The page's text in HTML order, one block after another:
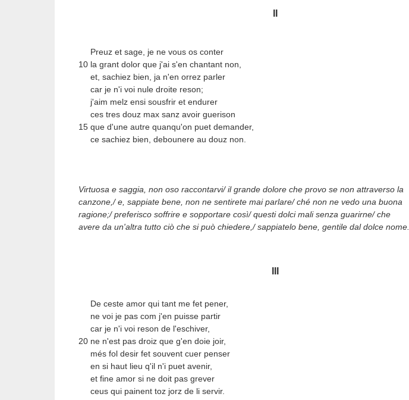
Preuz et sage, je ne vous os conter
10 la grant dolor que j'ai s'en chantant non,
et, sachiez bien, ja n'en orrez parler
car je n'i voi nule droite reson;
j'aim melz ensi sousfrir et endurer
ces tres douz max sanz avoir guerison
15 que d'une autre quanqu'on puet demander,
ce sachiez bien, debounere au douz non.
Virtuosa e saggia, non oso raccontarvi/ il grande dolore che provo se non attraverso la
canzone,/ e, sappiate bene, non ne sentirete mai parlare/ ché non ne vedo una buona
ragione;/ preferisco soffrire e sopportare così/ questi dolci mali senza guarirne/ che
avere da un'altra tutto ciò che si può chiedere,/ sappiatelo bene, gentile dal dolce nome.
De ceste amor qui tant me fet pener,
ne voi je pas com j'en puisse partir
car je n'i voi reson de l'eschiver,
20 ne n'est pas droiz que g'en doie joir,
més fol desir fet souvent cuer penser
en si haut lieu q'il n'i puet avenir,
et fine amor si ne doit pas grever
ceus qui painent toz jorz de li servir.